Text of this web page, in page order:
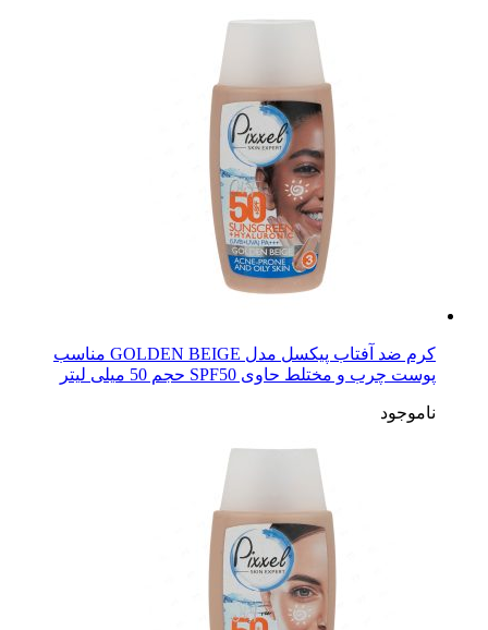
کرم ضد آفتاب پیکسل مدل GOLDEN BEIGE مناسب
پوست چرب و مختلط حاوی SPF50 حجم 50 میلی لیتر
ناموجود